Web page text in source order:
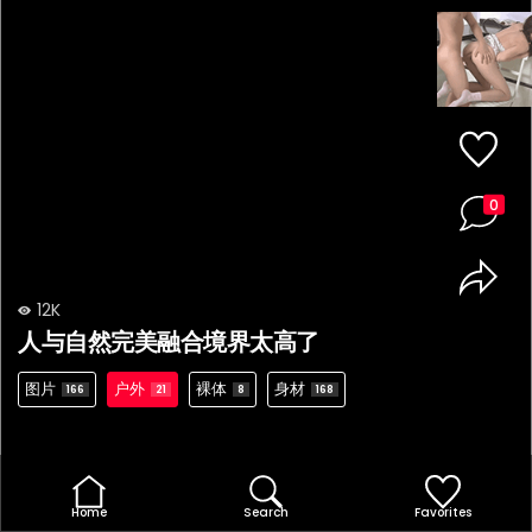
12K
人与自然完美融合境界太高了
图片 166 户外 21 裸体 8 身材 168
0
Home Search Favorites